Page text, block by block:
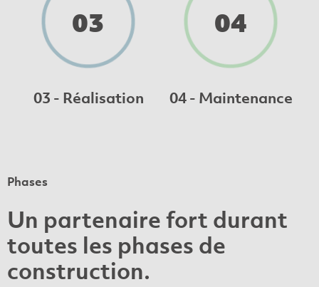
03
03 - Réalisation
04
04 - Maintenance
Phases
Un partenaire fort durant
toutes les phases de
construction.